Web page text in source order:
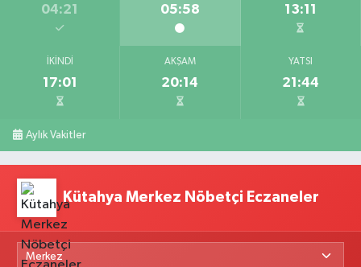
04:21 05:58 13:11
İKINDI
17:01
AKŞAM
20:14
YATSI
21:44
Aylık Vakitler
Kütahya Merkez Nöbetçi Eczaneler